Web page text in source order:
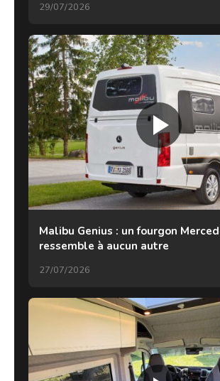
29/07/2026
Malibu Genius : un fourgon
ressemble à aucun autre
27/07/2026